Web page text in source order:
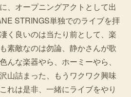
、オープニングアクトとして出
STRINGS単独でのライブを拝
く良いのは当たり前として、楽
素敵なのは勿論、静かさんが歌
んな楽器やら、ホーミーやら、
山詰まった、もうワクワク興味
れは是非、一緒にライブをやり